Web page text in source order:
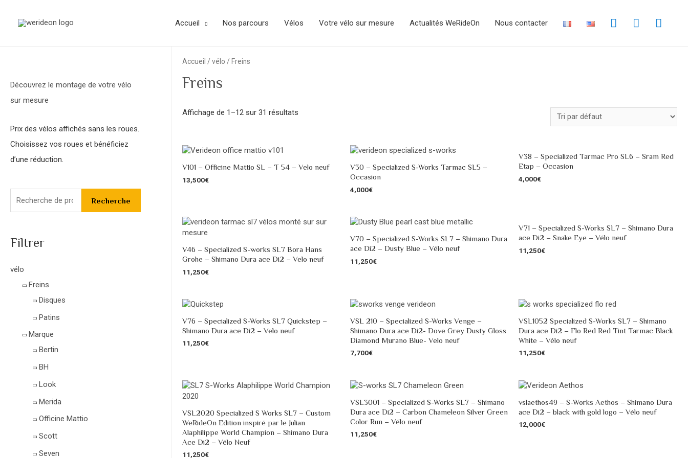
Accueil Nos parcours Vélos Votre vélo sur mesure Actualités WeRideOn Nous contacter
Découvrez le montage de votre vélo
sur mesure
Prix des vélos affichés sans les roues.
Choisissez vos roues et bénéficiez
d’une réduction.
Recherche
Filtrer
vélo
Freins
Disques
Patins
Marque
Bertin
BH
Look
Merida
Officine Mattio
Scott
Seven
Accueil / vélo / Freins
Freins
Affichage de 1–12 sur 31 résultats
V101 – Officine Mattio SL – T 54 – Velo neuf
13,500€
V30 – Specialized S-Works Tarmac SL5 –
Occasion
4,000€
V38 – Specialized Tarmac Pro SL6 – Sram Red
Etap – Occasion
4,000€
V46 – Specialized S-works SL7 Bora Hans
Grohe – Shimano Dura ace Di2 – Velo neuf
11,250€
V70 – Specialized S-Works SL7 – Shimano Dura
ace Di2 – Dusty Blue – Vélo neuf
11,250€
V71 – Specialized S-Works SL7 – Shimano Dura
ace Di2 – Snake Eye – Vélo neuf
11,250€
V76 – Specialized S-Works SL7 Quickstep –
Shimano Dura ace Di2 – Velo neuf
11,250€
VSL 210 – Specialized S-Works Venge –
Shimano Dura ace Di2- Dove Grey Dusty Gloss
Diamond Murano Blue- Velo neuf
7,700€
VSL1052 Specialized S-Works SL7 – Shimano
Dura ace Di2 – Flo Red Red Tint Tarmac Black
White – Vélo neuf
11,250€
VSL2020 Specialized S Works SL7 – Custom
WeRideOn Edition inspiré par le Julian
Alaphilippe World Champion – Shimano Dura
Ace Di2 – Vélo Neuf
11,250€
VSL3001 – Specialized S-Works SL7 – Shimano
Dura ace Di2 – Carbon Chameleon Silver Green
Color Run – Vélo neuf
11,250€
vslaethos49 – S-Works Aethos – Shimano Dura
ace Di2 – black with gold logo – Vélo neuf
12,000€